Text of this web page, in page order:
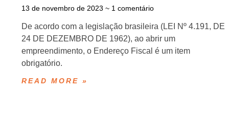
13 de novembro de 2023 1 comentário
De acordo com a legislação brasileira (LEI Nº 4.191, DE
24 DE DEZEMBRO DE 1962), ao abrir um
empreendimento, o Endereço Fiscal é um item
obrigatório.
READ MORE »